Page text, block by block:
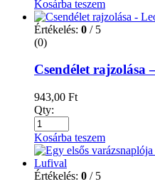
Kosárba teszem
Értékelés: 0 / 5
(0)
Csendélet rajzolása
943,00 Ft
Qty:
Kosárba teszem
Értékelés: 0 / 5